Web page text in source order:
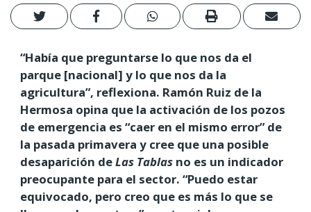
“Había que preguntarse lo que nos da el
parque [nacional] y lo que nos da la
agricultura”, reflexiona. Ramón Ruiz de la
Hermosa opina que la activación de los pozos
de emergencia es “caer en el mismo error” de
la pasada primavera y cree que una posible
desaparición deLas Tablas no es un indicador
preocupante para el sector. “Puedo estar
equivocado, pero creo que es más lo que se